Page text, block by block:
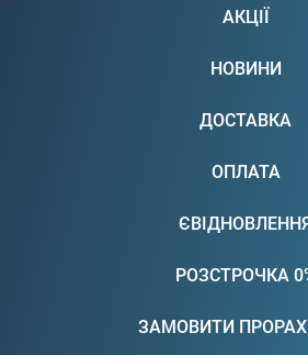
АКЦІЇ
НОВИНИ
ДОСТАВКА
ОПЛАТА
РОЗСТРОЧКА
ЗАМОВИТИ